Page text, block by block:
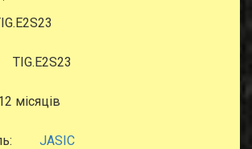
TIG.E2S23
місяців
JASIC